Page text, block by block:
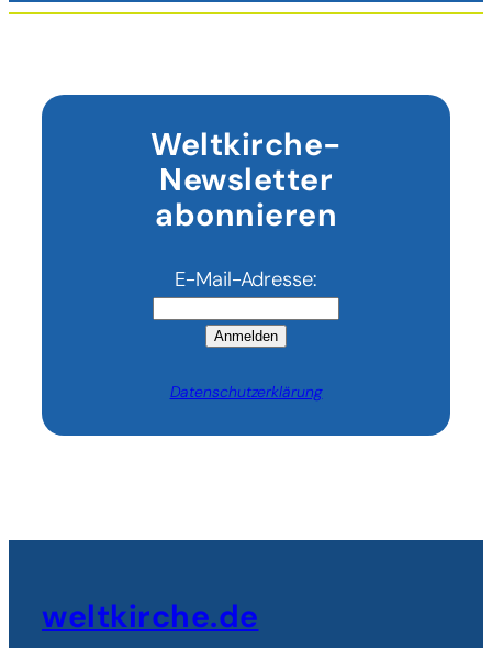
Weltkirche-
Newsletter
abonnieren
E-Mail-Adresse:
Anmelden
Datenschutzerklärung
weltkirche.de